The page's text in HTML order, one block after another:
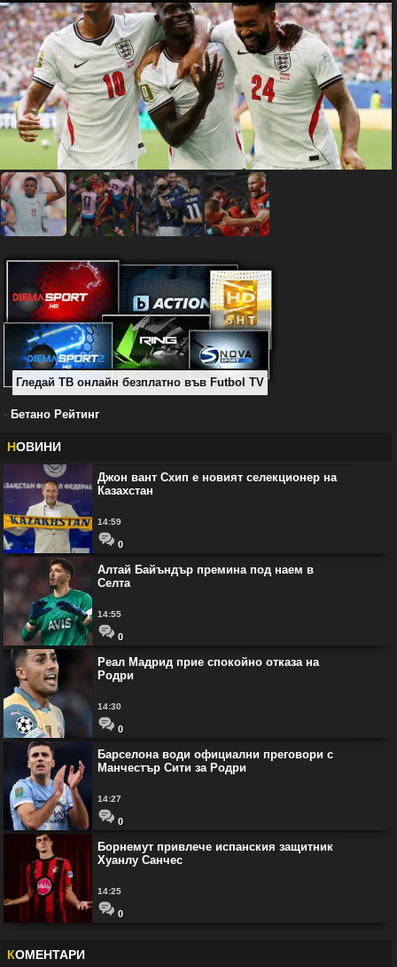
Гледай ТВ онлайн безплатно във Futbol TV
- Бетано Рейтинг
НОВИНИ
Джон вант Схип е новият селекционер на
Казахстан
14:59
0
Алтай Байъндър премина под наем в
Селта
14:55
0
Реал Мадрид прие спокойно отказа на
Родри
14:30
0
Барселона води официални преговори с
Манчестър Сити за Родри
14:27
0
Борнемут привлече испанския защитник
Хуанлу Санчес
14:25
0
КОМЕНТАРИ